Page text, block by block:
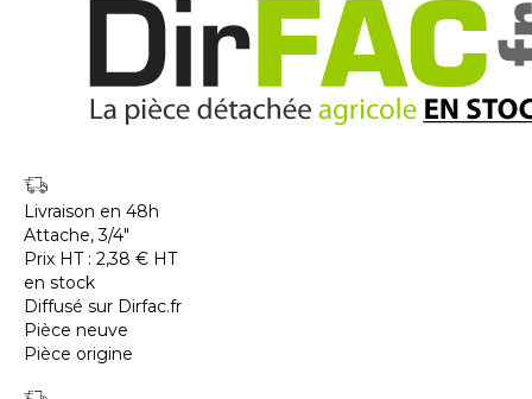
Livraison en 48h
Attache, 3/4"
Prix HT : 2,38 € HT
en stock
Diffusé sur Dirfac.fr
Pièce neuve
Pièce origine